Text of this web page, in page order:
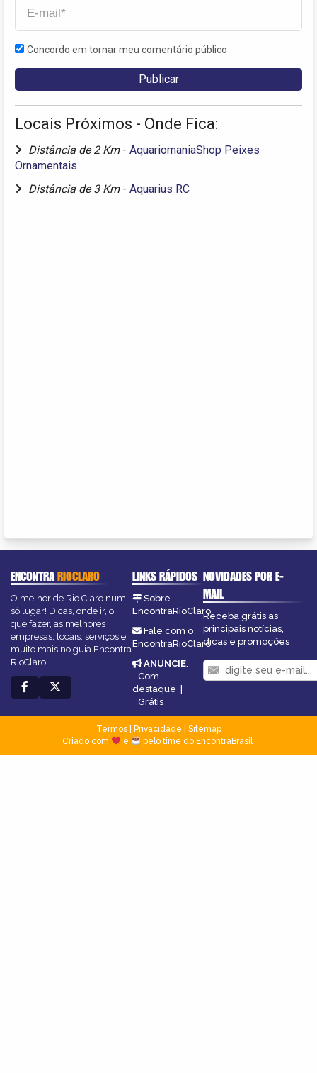
Concordo em tornar meu comentário público
Locais Próximos - Onde Fica:
Distância de 2 Km - AquariomaniaShop Peixes
Ornamentais
Distância de 3 Km - Aquarius RC
ENCONTRARIOCLARO
O melhor de Rio Claro num
só lugar! Dicas, onde ir, o
que fazer, as melhores
empresas, locais, serviços e
muito mais no guia Encontra
RioClaro.
LINKS RÁPIDOS
Sobre
EncontraRioClaro
Fale com o
EncontraRioClaro
ANUNCIE:
Com
destaque
Grátis
NOVIDADES POR E-
MAIL
Receba grátis as
principais notícias,
dicas e promoções
Termos| Privacidade
Sitemap
Criado com
e pelo time do EncontraBrasil